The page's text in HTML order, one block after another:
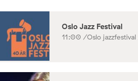
Oslo Jazz Festival
11:00 /Oslo